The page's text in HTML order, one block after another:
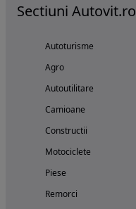
Sectiuni Autovit.ro
Autoturisme
Agro
Autoutilitare
Camioane
Constructii
Motociclete
Piese
Remorci